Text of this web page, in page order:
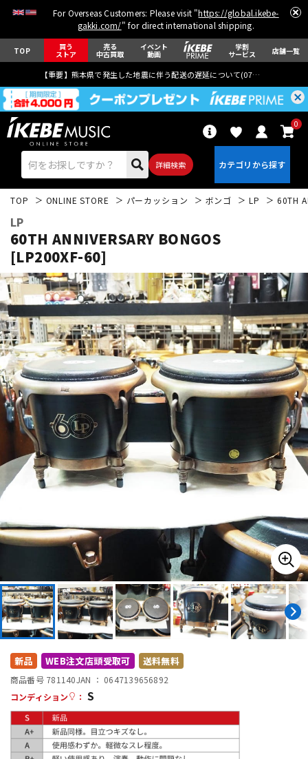
For Overseas Customers: Please visit "https://global.ikebe-
gakki.com/" for direct international shipping.
TOP 買う
ストア
売る
中古買取
イベント
動画
学割
サービス 店舗一覧
【重要】熊本県で発生した地震に伴う配送の遅延について(07月29日
詳細検索
0
エレキギター アコギ/エレアコ
ベース ウクレレ
ドラム パーカッション
キーボード
管楽器 その他楽器
アンプ エフェクター
DTM オンライン納品 レコーディング機器
配信/ライブ機器
中古 ヴィンテージ
TOP ONLINE STORE パーカッション ボンゴ LP 60TH
LP
60TH ANNIVERSARY BONGOS
[LP200XF-60]
新品 WEB注文店頭受取可 送料無料
商品番号 781140JAN ： 0647139656892
コンディション
： S